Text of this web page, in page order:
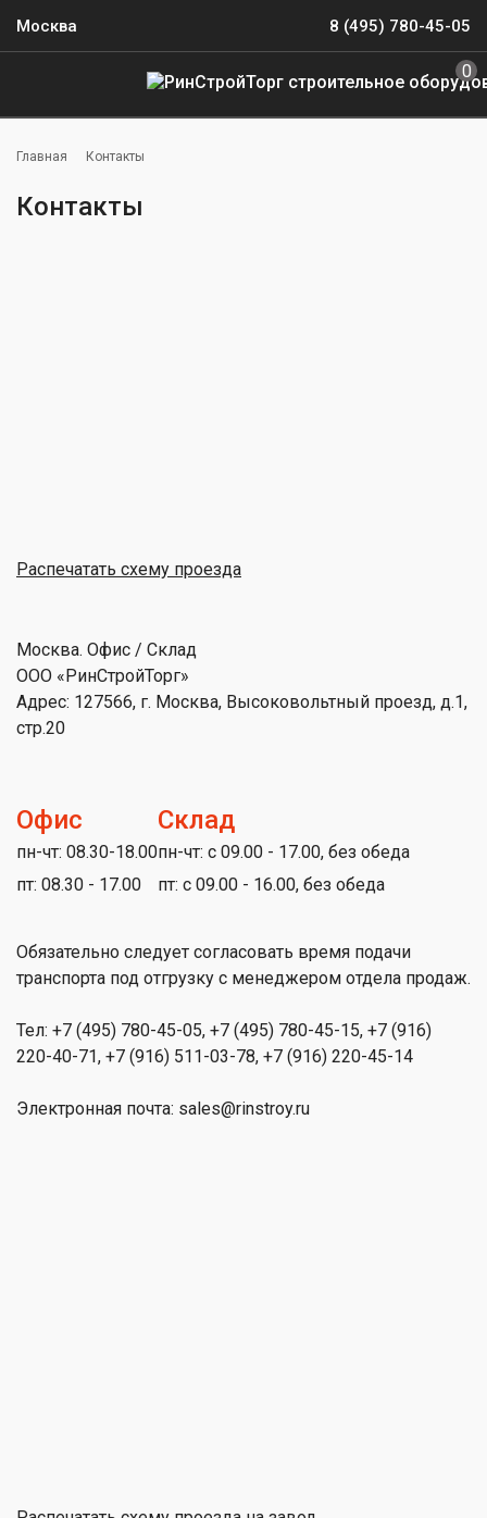
Москва 8 (495) 780-45-05
0
Главная Контакты
Контакты
Москва. Офис / Склад
ООО «РинСтройТорг»
Адрес: 127566, г. Москва, Высоковольтный проезд, д.1,
стр.20
Офис
пн-чт: 08.30-18.00
пт: 08.30 - 17.00
Склад
пн-чт: с 09.00 - 17.00, без обеда
пт: с 09.00 - 16.00, без обеда
Обязательно следует согласовать время подачи
транспорта под отгрузку с менеджером отдела продаж.
Тел: +7 (495) 780-45-05, +7 (495) 780-45-15, +7 (916)
220-40-71, +7 (916) 511-03-78, +7 (916) 220-45-14
Электронная почта: sales@rinstroy.ru
Распечатать схему проезда